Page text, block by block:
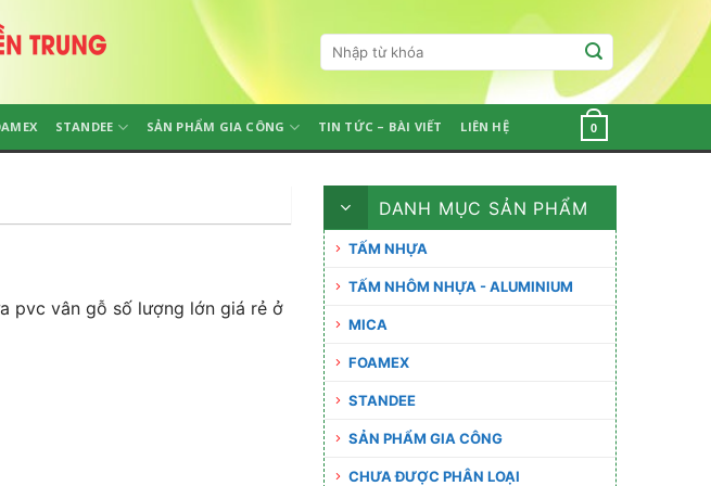
Tìm
kiếm:
STANDEE SẢN PHẨM GIA CÔNG TIN TỨC – BÀI VIẾT LIÊN HỆ 0
pvc vân gỗ số lượng lớn giá rẻ ở
DANH MỤC SẢN PHẨM
TẤM NHỰA
TẤM NHÔM NHỰA - ALUMINIUM
MICA
FOAMEX
STANDEE
SẢN PHẨM GIA CÔNG
CHƯA ĐƯỢC PHÂN LOẠI